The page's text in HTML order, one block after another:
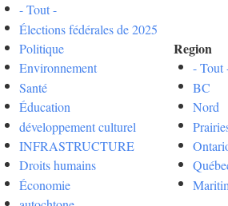
- Tout -
Élections fédérales de 2025
Politique
Environnement
Santé
Éducation
développement culturel
INFRASTRUCTURE
Droits humains
Économie
Region
- Tout
BC
Nord